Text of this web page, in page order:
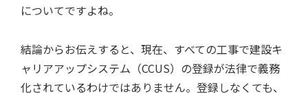
についてですよね。
結論からお伝えすると、現在、すべての工事で建設キ
ャリアアップシステム（CCUS）の登録が法律で義務
化されているわけではありません。登録しなくても、